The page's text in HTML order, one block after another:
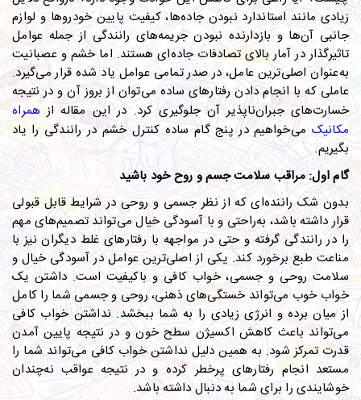
زیادی مانند استاندارد نبودن جاده‌ها، کیفیت پایین خودروها و لوازم
جانبی آن‌ها و بازدارنده نبودن جریمه‌های رانندگی از جمله عوامل
تاثیرگذار در آمار بالای تصادفات جاده‌ای هستند. اما خشم و عصبانیت
به‌عنوان اصلی‌ترین عامل، در صدر تمامی عوامل یاد شده قرار می‌گیرد.
عاملی که با انجام دادن رفتارهای ساده می‌توان از بروز آن و در نتیجه
خسارت‌های جبران‌ناپذیر آن جلوگیری کرد. در این مقاله از همراه
مکانیک می‌خواهیم در پنج گام ساده کنترل خشم در رانندگی را یاد
بگیریم.
گام اول: مراقب سلامت جسم و روح خود باشید
بدون شک راننده‌ای که از نظر جسمی و روحی در شرایط قابل قبولی
قرار داشته باشد، به‌راحتی و با آسودگی خیال می‌تواند تصمیم‌های مهم
را در رانندگی گرفته و حتی در مواجهه با رفتارهای غلط دیگران نیز با
مناعت طبع برخورد کند. یکی از اصلی‌ترین عوامل در آسودگی خیال و
سلامت روحی و جسمی، خواب کافی و باکیفیت است. داشتن یک
خواب خوب می‌تواند خستگی‌های ذهنی، روحی و جسمی شما را کامل
از میان برده و انرژی زیادی را به شما ببخشد. نداشتن خواب کافی
می‌تواند باعث کاهش اکسیژن سطح خون و در نتیجه پایین آمدن
قدرت تمرکز شود. به همین دلیل نداشتن خواب کافی می‌تواند شما را
مستعد انجام رفتارهای پرخطر کرده و در نتیجه عواقب نه‌چندان
خوشایندی را برای شما به دنبال داشته باشد.